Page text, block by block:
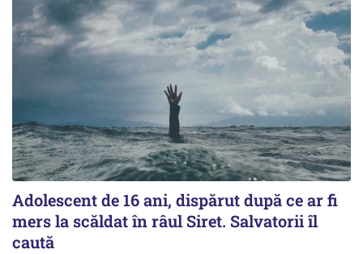
Adolescent de 16 ani, dispărut după ce ar fi
mers la scăldat în râul Siret. Salvatorii îl
caută